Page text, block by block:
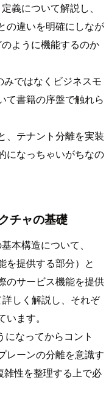
義について解説し、
の違いを明確にしなが
ように機能するのか
ではなくビジネスモ
て書籍の序盤で触れら
、テナント分離を実装
になっちゃいがちなの
チャの基礎
本構造について、
を提供する部分）と
のサービス機能を提供
しく解説し、それぞ
ます。
なってからコント
レーンの分離を意識す
雑性を整理する上で必